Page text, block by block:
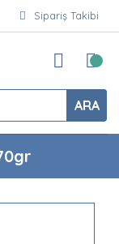
Sipariş Takibi
ARA